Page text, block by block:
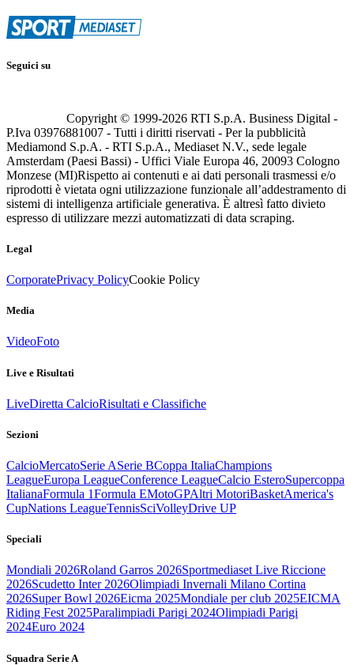
Seguici su
Copyright © 1999-2026 RTI S.p.A. Business Digital -
P.Iva 03976881007 - Tutti i diritti riservati - Per la pubblicità
Mediamond S.p.A. - RTI S.p.A., Mediaset N.V., sede legale
Amsterdam (Paesi Bassi) - Uffici Viale Europa 46, 20093 Cologno
Monzese (MI)Rispetto ai contenuti e ai dati personali trasmessi e/o
riprodotti è vietata ogni utilizzazione funzionale all’addestramento di
sistemi di intelligenza artificiale generativa. È altresì fatto divieto
espresso di utilizzare mezzi automatizzati di data scraping.
Legal
CorporatePrivacy PolicyCookie Policy
Media
VideoFoto
Live e Risultati
LiveDiretta CalcioRisultati e Classifiche
Sezioni
CalcioMercatoSerie ASerie BCoppa ItaliaChampions
LeagueEuropa LeagueConference LeagueCalcio EsteroSupercoppa
ItalianaFormula 1Formula EMotoGPAltri MotoriBasketAmerica's
CupNations LeagueTennisSciVolleyDrive UP
Speciali
Mondiali 2026Roland Garros 2026Sportmediaset Live Riccione
2026Scudetto Inter 2026Olimpiadi Invernali Milano Cortina
2026Super Bowl 2026Eicma 2025Mondiale per club 2025EICMA
Riding Fest 2025Paralimpiadi Parigi 2024Olimpiadi Parigi
2024Euro 2024
Squadra Serie A